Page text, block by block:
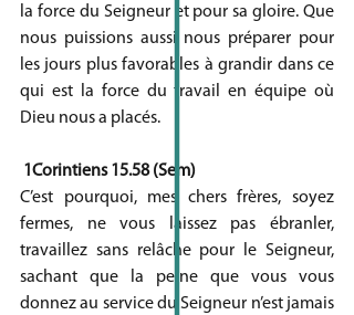
la force du Seigneur et pour sa gloire. Que
nous puissions aussi nous préparer pour
les jours plus favorables à grandir dans ce
qui est la force du travail en équipe où
Dieu nous a placés.
1Corintiens 15.58 (Sem)
C’est pourquoi, mes chers frères, soyez
fermes, ne vous laissez pas ébranler,
travaillez sans relâche pour le Seigneur,
sachant que la peine que vous vous
donnez au service du Seigneur n’est jamais